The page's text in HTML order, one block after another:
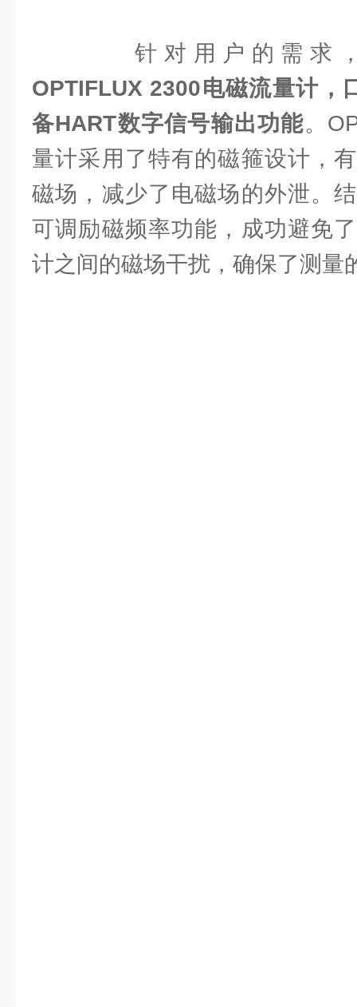
针对用户的需求
OPTIFLUX 2300电磁流量计，
备HART数字信号输出功能。
量计采用了特有的磁箍设计，
磁场，减少了电磁场的外泄。
可调励磁频率功能，成功避免
计之间的磁场干扰，确保了测量